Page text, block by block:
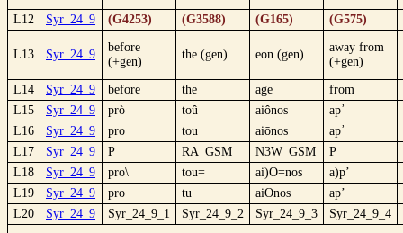
L12 Syr_24_9 (G4253) (G3588) (G165) (G575)
L13 Syr_24_9
before
(+gen)
the (gen) eon (gen)
away from
(+gen)
L14 Syr_24_9 before the age
from
L15
Syr_24_9 prò toû aiônos
ap᾿
L16
Syr_24_9 pro tou aiōnos
ap᾿
L17
Syr_24_9 P RA_GSM N3W_GSM
P
L18
Syr_24_9 pro\ tou= ai)O=nos
a)p’
L19
Syr_24_9 pro tu aiOnos
ap’
L20
Syr_24_9 Syr_24_9_1 Syr_24_9_2 Syr_24_9_3 Syr_24_9_4